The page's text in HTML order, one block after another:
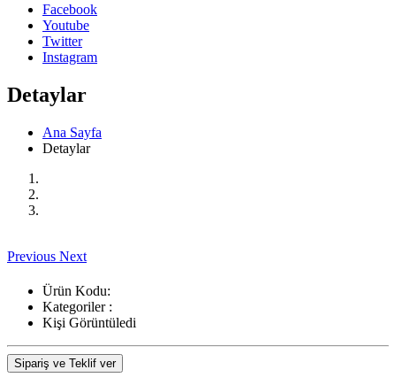
Facebook
Youtube
Twitter
Instagram
Detaylar
Ana Sayfa
Detaylar
Previous Next
Ürün Kodu:
Kategoriler :
Kişi Görüntüledi
Sipariş ve Teklif ver